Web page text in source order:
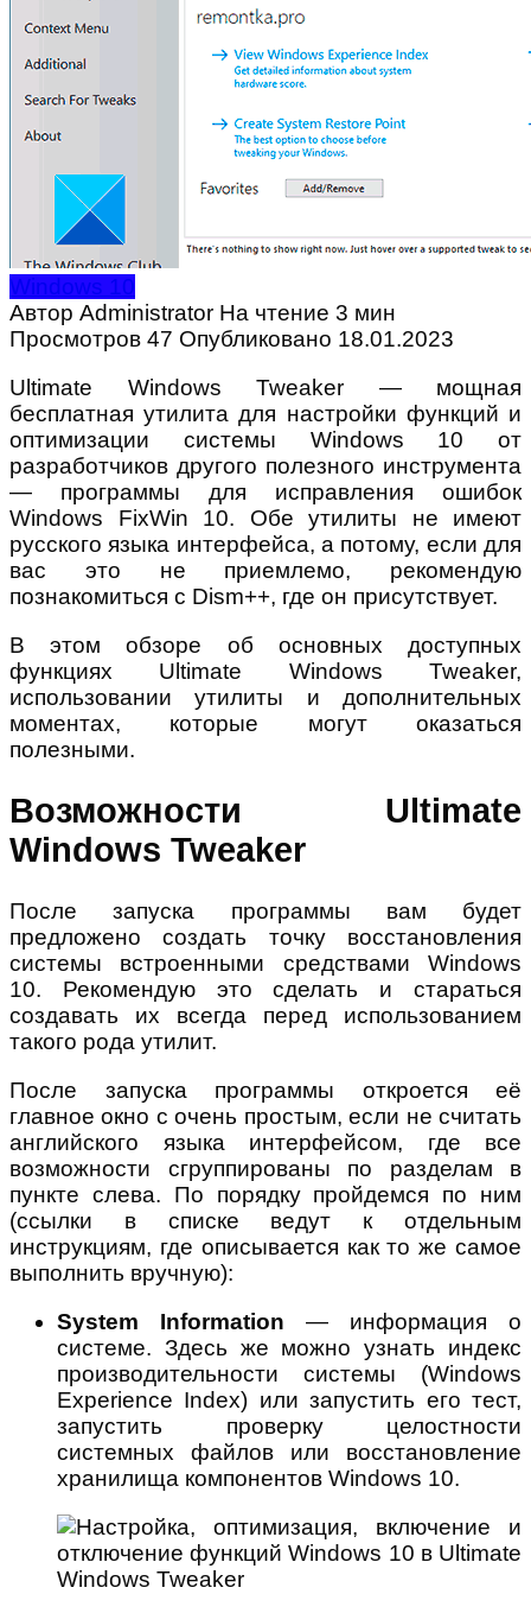
Windows 10
Автор Administrator На чтение 3 мин
Просмотров 47 Опубликовано 18.01.2023
Ultimate Windows Tweaker — мощная
бесплатная утилита для настройки функций и
оптимизации системы Windows 10 от
разработчиков другого полезного инструмента
— программы для исправления ошибок
Windows FixWin 10. Обе утилиты не имеют
русского языка интерфейса, а потому, если для
вас это не приемлемо, рекомендую
познакомиться с Dism++, где он присутствует.
В этом обзоре об основных доступных
функциях Ultimate Windows Tweaker,
использовании утилиты и дополнительных
моментах, которые могут оказаться
полезными.
Возможности Ultimate
Windows Tweaker
После запуска программы вам будет
предложено создать точку восстановления
системы встроенными средствами Windows
10. Рекомендую это сделать и стараться
создавать их всегда перед использованием
такого рода утилит.
После запуска программы откроется её
главное окно с очень простым, если не считать
английского языка интерфейсом, где все
возможности сгруппированы по разделам в
пункте слева. По порядку пройдемся по ним
(ссылки в списке ведут к отдельным
инструкциям, где описывается как то же самое
выполнить вручную):
System Information — информация о
системе. Здесь же можно узнать индекс
производительности системы (Windows
Experience Index) или запустить его тест,
запустить проверку целостности
системных файлов или восстановление
хранилища компонентов Windows 10.